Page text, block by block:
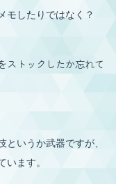
したりではなく？
ストックしたか忘れて
いうか武器ですが、
います。